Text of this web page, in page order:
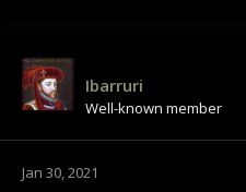
rata. No es necesario. Tu no
Pobrecillo.Ibarruri
Well-known member
Jan 30, 2021